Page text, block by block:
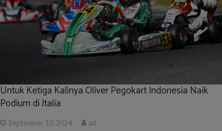
Untuk Ketiga Kalinya Oliver Pegokart Indonesia Naik
Podium di Italia
September 10, 2024
ad